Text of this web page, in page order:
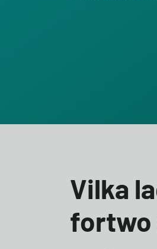
Vilka
fortwo